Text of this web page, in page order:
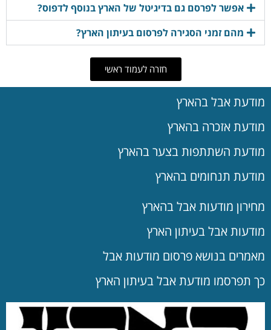
אפשר לפרסם גם בדיגיטל של הארץ בנוסף לדפוס?
מהם זמני הסגירה לפרסום בעיתון הארץ?
חזרה לעמוד ראשי
מודעת אבל בהארץ
מודעת אזכרה בהארץ
מודעת השתתפות בצער בהארץ
מודעת תנחומים בהארץ
מחירון מודעות אבל בהארץ
מודעות אבל בעיתון הארץ
מאמרים בנושא פרסום מודעות אבל
כך תפרסמו מודעת אבל בעיתון הארץ